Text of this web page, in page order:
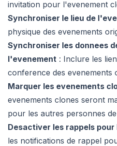
invitation pour l'evenement
Synchroniser le lieu de
physique des evenements
Synchroniser les donnees
l'evenement : Inclure les
conference des evenements
Marquer les evenements
evenements clones seront
pour les autres personnes
Desactiver les rappels pour
les notifications de rappel